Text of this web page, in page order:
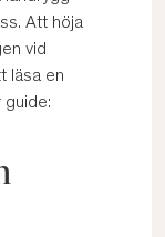
Att höja
vid
läsa en
guide: